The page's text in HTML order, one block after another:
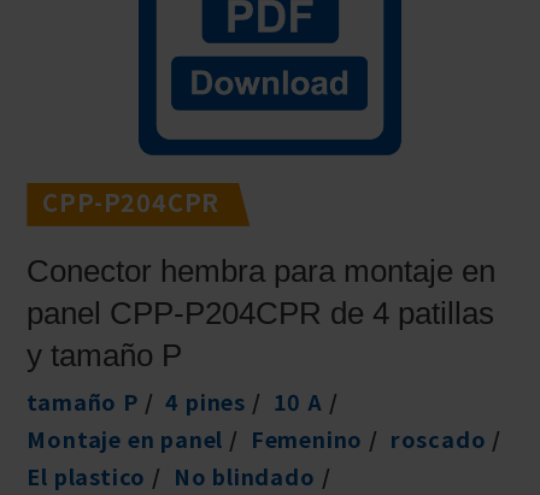
CPP-P204CPR
Conector hembra para montaje en
panel CPP-P204CPR de 4 patillas
y tamaño P
tamaño P 4 pines
10 A
Montaje en panel
Femenino
roscado
El plastico
No blindado